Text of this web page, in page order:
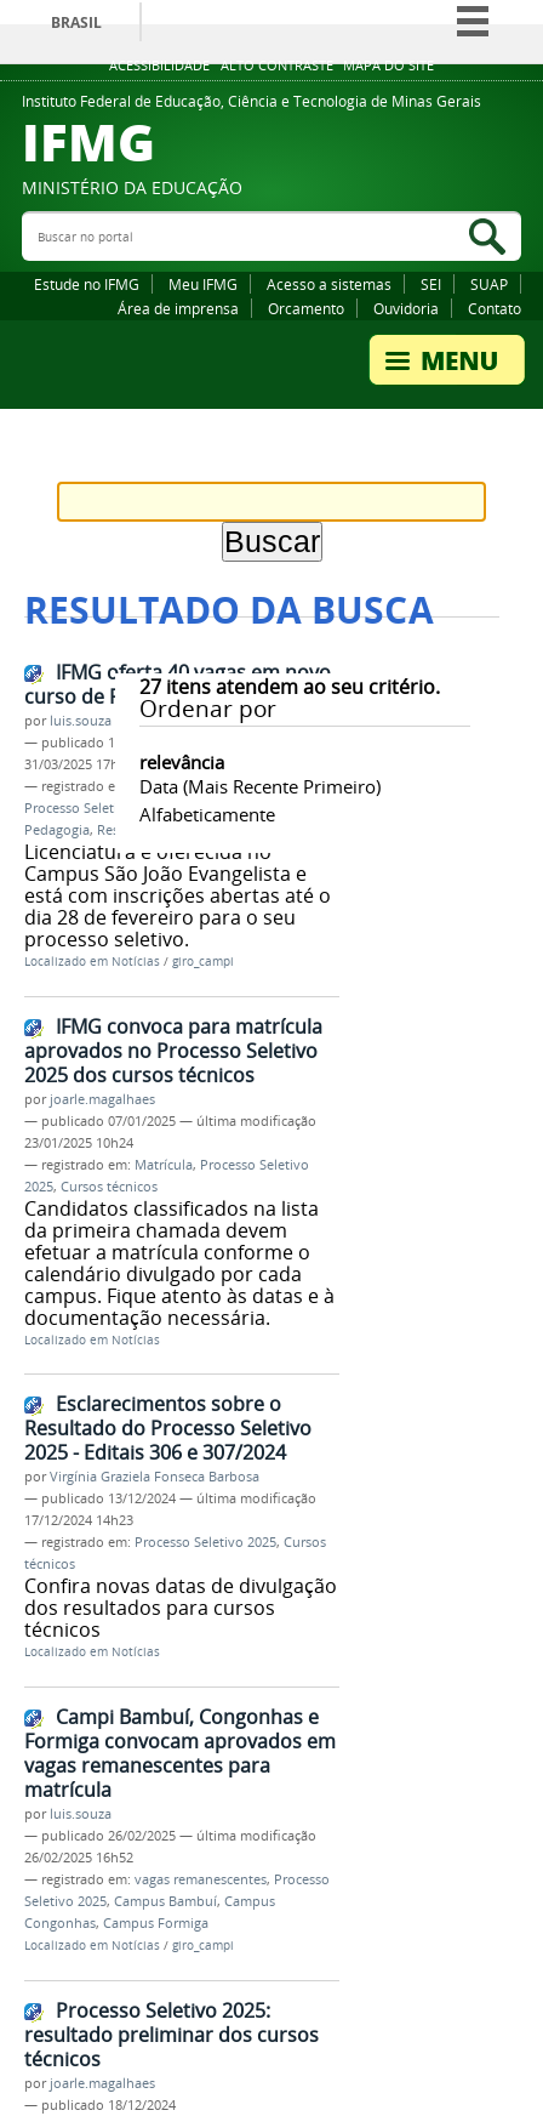
ACESSIBILIDADE ALTO CONTRASTE MAPA DO SITE
BRASIL
Simplifique!
Comunica BR
Legislação
Instituto Federal de Educação, Ciência e Tecnologia de Minas Gerais
IFMG
MINISTÉRIO DA EDUCAÇÃO
Buscar no portal
Estude no IFMG Meu IFMG Acesso a sistemas SEI
SUAP
Área de imprensa
Orcamento Ouvidoria Contato
RESULTADO DA BUSCA
27itens atendem ao seu critério.
Ordenar por
relevância
Data (mais Recente Primeiro)
Alfabeticamente
IFMG oferta 40 vagas em novo
curso de Pedagogia
por luis.souza
— publicado 19/02/2025
31/03/2025 17h30
— registrado em:
Campus São João Evangelista,
Processo Seletivo 2025 Licenciatura em
Pedagogia, Resumo de edital
Licenciatura é oferecida no
Campus São João Evangelista e
está com inscrições abertas até o
dia 28 de fevereiro para o seu
processo seletivo.
Localizado em Notícias / giro_campi
IFMG convoca para matrícula
aprovados no Processo Seletivo
2025 dos cursos técnicos
por joarle.magalhaes
— publicado 07/01/2025 — última modificação
23/01/2025 10h24
— registrado em: Matrícula, Processo Seletivo
2025, Cursos técnicos
Candidatos classificados na lista
da primeira chamada devem
efetuar a matrícula conforme o
calendário divulgado por cada
campus. Fique atento às datas e à
documentação necessária.
Localizado em Notícias
Esclarecimentos sobre o
Resultado do Processo Seletivo
2025 - Editais 306 e 307/2024
porVirgínia Graziela Fonseca Barbosa
— publicado 13/12/2024 — última modificação
17/12/2024 14h23
— registrado em: Processo Seletivo 2025, Cursos
técnicos
Confira novas datas de divulgação
dos resultados para cursos
técnicos
Localizado em Notícias
Campi Bambuí, Congonhas e
Formiga convocam aprovados em
vagas remanescentes para
matrícula
por luis.souza
— publicado 26/02/2025 — última modificação
26/02/2025 16h52
— registrado em: vagas remanescentes, Processo
Seletivo 2025, Campus Bambuí, Campus
Congonhas, Campus Formiga
Localizado em Notícias / giro_campi
Processo Seletivo 2025:
resultado preliminar dos cursos
técnicos
por joarle.magalhaes
— publicado 18/12/2024